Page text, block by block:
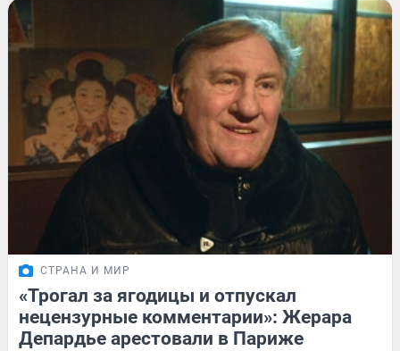
СТРАНА И МИР
«Трогал за ягодицы и отпускал
нецензурные комментарии»: Жерара
Депардье арестовали в Париже